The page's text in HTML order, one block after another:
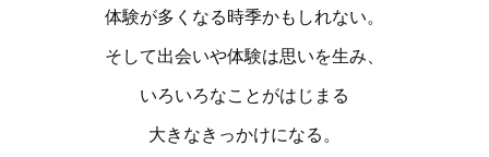
体験が多くなる時季かもしれない。
そして出会いや体験は思いを生み、
いろいろなことがはじまる
大きなきっかけになる。